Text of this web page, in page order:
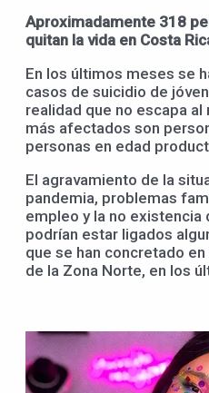
Aproximadamente 318
quitan la vida en Costa
En los últimos meses se
casos de suicidio de
realidad que no escapa
más afectados son
personas en edad
El agravamiento de la
pandemia, problemas
empleo y la no existencia
podrían estar ligados
que se han concretado
de la Zona Norte, en los